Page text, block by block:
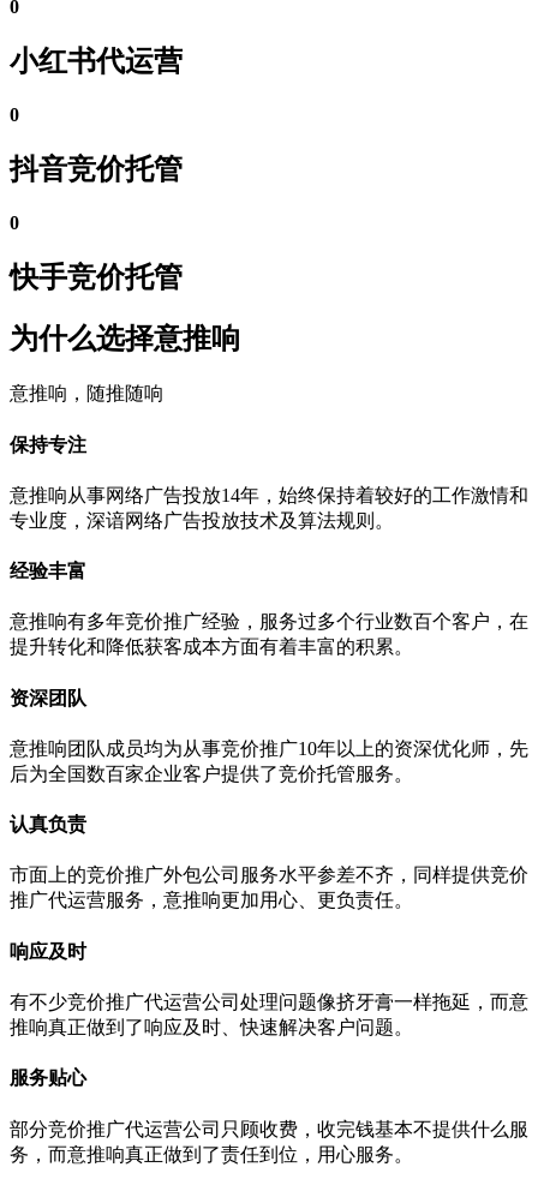
0
小红书代运营
0
抖音竞价托管
0
快手竞价托管
为什么选择意推响
意推响，随推随响
保持专注
意推响从事网络广告投放14年，始终保持着较好的工作激情和
专业度，深谙网络广告投放技术及算法规则。
经验丰富
意推响有多年竞价推广经验，服务过多个行业数百个客户，在
提升转化和降低获客成本方面有着丰富的积累。
资深团队
意推响团队成员均为从事竞价推广10年以上的资深优化师，先
后为全国数百家企业客户提供了竞价托管服务。
认真负责
市面上的竞价推广外包公司服务水平参差不齐，同样提供竞价
推广代运营服务，意推响更加用心、更负责任。
响应及时
有不少竞价推广代运营公司处理问题像挤牙膏一样拖延，而意
推响真正做到了响应及时、快速解决客户问题。
服务贴心
部分竞价推广代运营公司只顾收费，收完钱基本不提供什么服
务，而意推响真正做到了责任到位，用心服务。